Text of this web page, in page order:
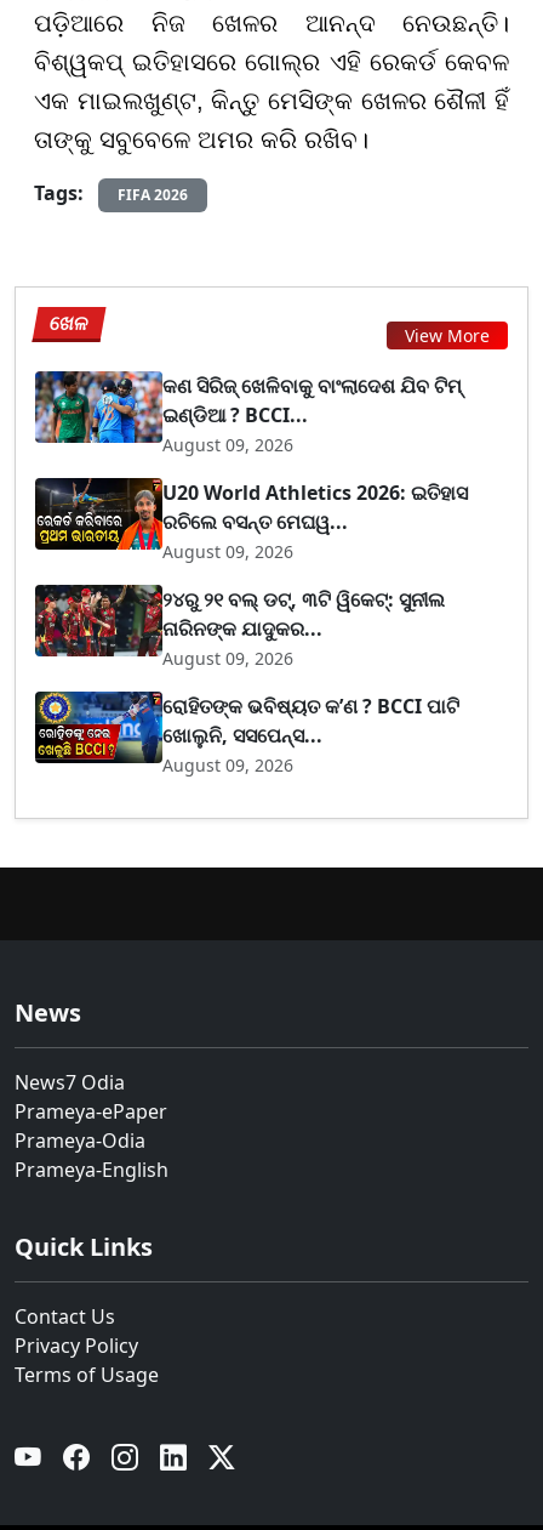
ପଡ଼ିଆରେ ନିଜ ଖେଳର ଆନନ୍ଦ ନେଉଛନ୍ତି।
ବିଶ୍ୱକପ୍ ଇତିହାସରେ ଗୋଲ୍ର ଏହି ରେକର୍ଡ କେବଳ
ଏକ ମାଇଲଖୁଣ୍ଟ, କିନ୍ତୁ ମେସିଙ୍କ ଖେଳର ଶୈଳୀ ହିଁ
ତାଙ୍କୁ ସବୁବେଳେ ଅମର କରି ରଖିବ।
Tags:
FIFA 2026
ଖେଳ View More
କଣ ସିରିଜ୍ ଖେଳିବାକୁ ବାଂଲାଦେଶ ଯିବ ଟିମ୍
ଇଣ୍ଡିଆ ? BCCI...
August 09, 2026
U20 World Athletics 2026: ଇତିହାସ
ରଚିଲେ ବସନ୍ତ ମେଘୱ...
August 09, 2026
୨୪ରୁ ୨୧ ବଲ୍ ଡଟ୍, ୩ଟି ୱିକେଟ୍: ସୁନୀଲ
ନାରିନଙ୍କ ଯାଦୁକର...
August 09, 2026
ରୋହିତଙ୍କ ଭବିଷ୍ୟତ କ’ଣ ? BCCI ପାଟି
ଖୋଲୁନି, ସସପେନ୍ସ...
August 09, 2026
News
News7 Odia
Prameya-ePaper
Prameya-Odia
Prameya-English
Quick Links
Contact Us
Privacy Policy
Terms of Usage
YouTube Facebook Instagram Linkedin